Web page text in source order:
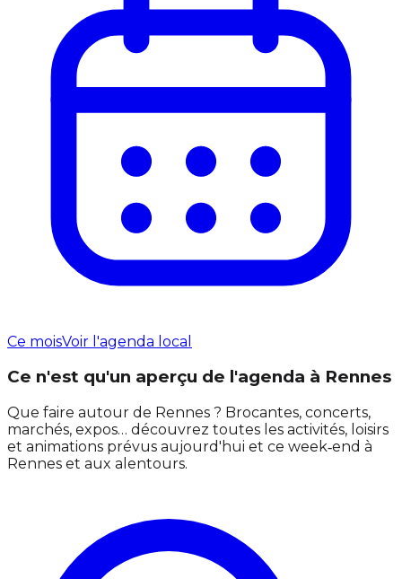
Ce moisVoir l'agenda local
Ce n'est qu'un aperçu de l'agenda à Rennes
Que faire autour de Rennes ? Brocantes, concerts,
marchés, expos… découvrez toutes les activités, loisirs
et animations prévus aujourd'hui et ce week‑end à
Rennes et aux alentours.